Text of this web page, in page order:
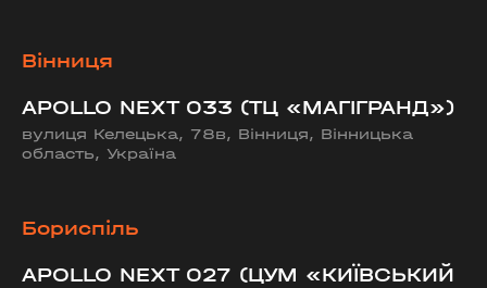
Вінниця
APOLLO NEXT 033 (ТЦ «МАГІГРАНД»)
вулиця Келецька, 78в, Вінниця, Вінницька
область, Україна
Бориспіль
APOLLO NEXT 027 (ЦУМ «КИЇВСЬКИЙ